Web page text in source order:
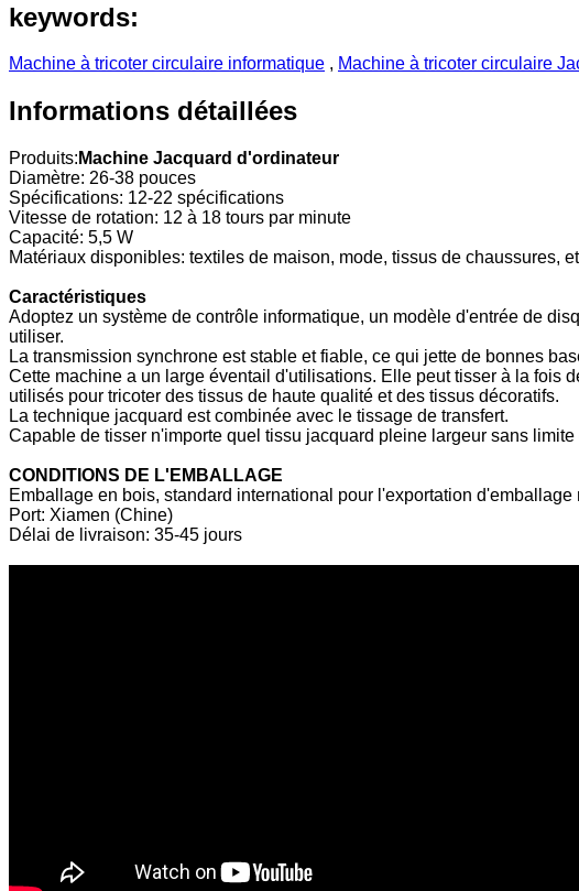
keywords:
Machine à tricoter circulaire informatique , Machine à tricoter circulaire
Informations détaillées
Produits: Machine Jacquard d'ordinateur
Diamètre: 26-38 pouces
Spécifications: 12-22 spécifications
Vitesse de rotation: 12 à 18 tours par minute
Capacité: 5,5 W
Matériaux disponibles: textiles de maison, mode, tissus de chaussures,
Caractéristiques
Adoptez un système de contrôle informatique, un modèle d'entrée de
utiliser.
La transmission synchrone est stable et fiable, ce qui jette de bonnes
Cette machine a un large éventail d'utilisations. Elle peut tisser à la fois
utilisés pour tricoter des tissus de haute qualité et des tissus décoratifs.
La technique jacquard est combinée avec le tissage de transfert.
Capable de tisser n'importe quel tissu jacquard pleine largeur sans
CONDITIONS DE L'EMBALLAGE
Emballage en bois, standard international pour l'exportation d'emballage
Port: Xiamen (Chine)
Délai de livraison: 35-45 jours